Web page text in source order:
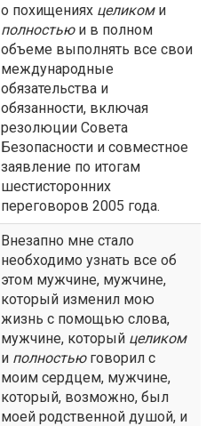
о похищениях целикоми
полностьюи в полном
объеме выполнять все свои
международные
обязательства и
обязанности, включая
резолюции Совета
Безопасности и совместное
заявление по итогам
шестисторонних
переговоров 2005 года.
Внезапно мне стало
необходимо узнать все об
этом мужчине, мужчине,
который изменил мою
жизнь с помощью слова,
мужчине, который целиком
и полностьюговорил с
моим сердцем, мужчине,
который, возможно, был
моей родственной душой, и